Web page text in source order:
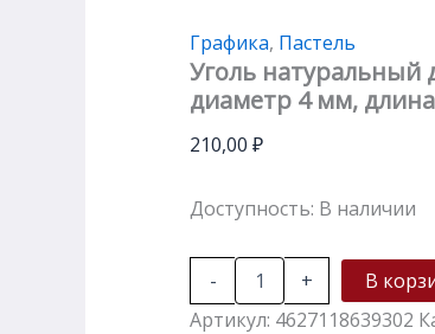
Графика, Пастель
Уголь натуральный
диаметр 4 мм,
210,00 ₽
Доступность: В наличии
- +
В
Артикул: 4627118639302